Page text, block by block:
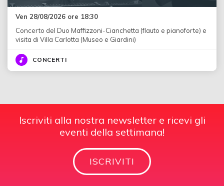
Ven 28/08/2026 ore 18:30
Concerto del Duo Maffizzoni-Cianchetta (flauto e pianoforte) e
visita di Villa Carlotta (Museo e Giardini)
CONCERTI
Iscriviti alla nostra newsletter e ricevi gli
eventi della settimana!
ISCRIVITI